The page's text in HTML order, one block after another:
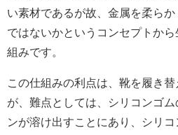
い素材であるが故、金属を柔ら
ではないかというコンセプトか
組みです。
この仕組みの利点は、靴を履き
が、難点としては、シリコンゴ
ンが溶け出すことにあり、シリ